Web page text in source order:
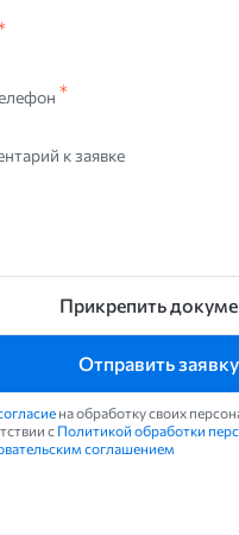
к заявке
Прикрепить
Отправить заявку
на обработку своих
с Политикой обработки
соглашением